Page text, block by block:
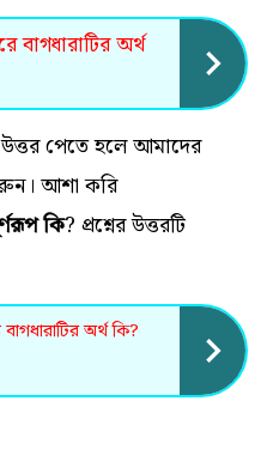
বাগধারাটির অর্থ
পেতে হলে আমাদের
আশা করি
কি? প্রশ্নের উত্তরটি
অর্থ কি?